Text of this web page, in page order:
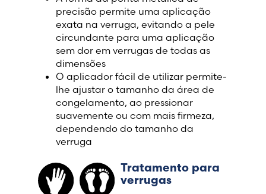
precisão permite uma aplicação
exata na verruga, evitando a pele
circundante para uma aplicação
sem dor em verrugas de todas as
dimensões
O aplicador fácil de utilizar permite-
lhe ajustar o tamanho da área de
congelamento, ao pressionar
suavemente ou com mais firmeza,
dependendo do tamanho da
verruga
Tratamento para
verrugas